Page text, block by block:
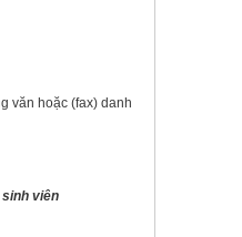
văn hoặc (fax) danh
viên